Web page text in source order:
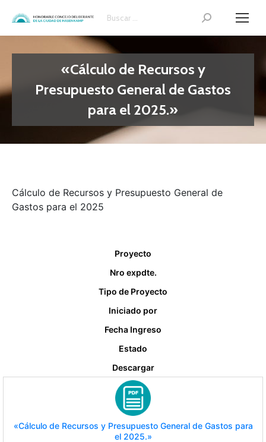
Search:
«Cálculo de Recursos y
Presupuesto General de Gastos
para el 2025.»
Cálculo de Recursos y Presupuesto General de
Gastos para el 2025
Proyecto
Nro expdte.
Tipo de Proyecto
Iniciado por
Fecha Ingreso
Estado
Descargar
«Cálculo de Recursos y Presupuesto General de Gastos para
el 2025.»